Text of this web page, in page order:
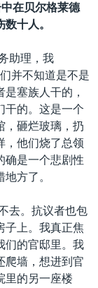
在贝尔格莱德
十人。
助理，我
并不知道是不是
塞族人干的，
干的。这是一个
，砸烂玻璃，扔
，他们烧了总领
确是一个悲剧性
方了。
去。抗议者也包
子上。我真正焦
们的官邸里。我
爬墙，想进到官
里的另一座楼